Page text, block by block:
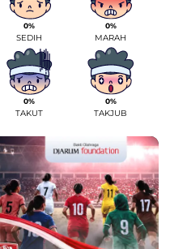
0%
SEDIH
0%
MARAH
0%
TAKUT
0%
TAKJUB